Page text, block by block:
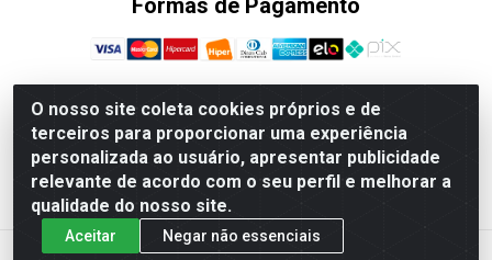
O nosso site coleta cookies próprios e de
terceiros para proporcionar uma experiência
personalizada ao usuário, apresentar publicidade
relevante de acordo com o seu perfil e melhorar a
qualidade do nosso site.
Aceitar Negar não essenciais
Jumbo Alimentos Cascavel - Matriz - Rua Itatiba Do Sul,
161 - Santos Dumont, Cascavel-PR - CEP 85804-700-
CNPJ 85.522.043/0001-90